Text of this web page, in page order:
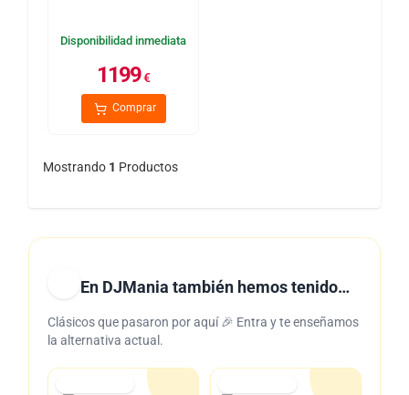
Disponibilidad inmediata
1199€
Comprar
Mostrando 1 Productos
En DJMania también hemos tenido…
Clásicos que pasaron por aquí 🎉 Entra y te enseñamos
la alternativa actual.